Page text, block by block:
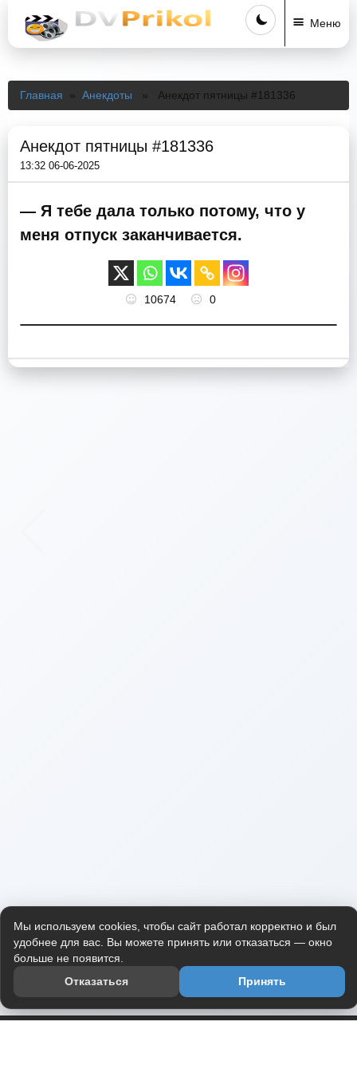
Меню
Главная » Анекдоты » Анекдот пятницы #181336
Анекдот пятницы #181336
13:32 06-06-2025
— Я тебе дала только потому, что у
меня отпуск заканчивается.
10674 0
Мы используем cookies, чтобы сайт работал корректно и был
удобнее для вас. Вы можете принять или отказаться — окно
больше не появится.
Отказаться
Принять